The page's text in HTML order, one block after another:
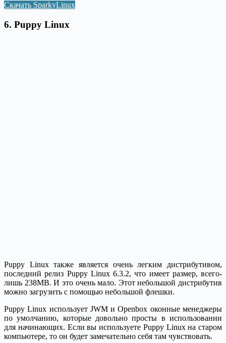
Скачать SparkyLinux
6. Puppy Linux
Puppy Linux также является очень легким дистрибутивом,
последний релиз Puppy Linux 6.3.2, что имеет размер, всего-
лишь 238MB. И это очень мало. Этот небольшой дистрибутив
можно загрузить с помощью небольшой флешки.
Puppy Linux использует JWM и Openbox оконные менеджеры
по умолчанию, которые довольно просты в использовании
для начинающих. Если вы используете Puppy Linux на старом
компьютере, то он будет замечательно себя там чувствовать.